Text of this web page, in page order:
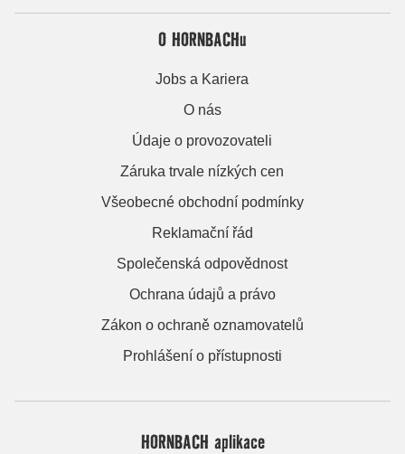
O HORNBACHu
Jobs a Kariera
O nás
Údaje o provozovateli
Záruka trvale nízkých cen
Všeobecné obchodní podmínky
Reklamační řád
Společenská odpovědnost
Ochrana údajů a právo
Zákon o ochraně oznamovatelů
Prohlášení o přístupnosti
HORNBACH aplikace